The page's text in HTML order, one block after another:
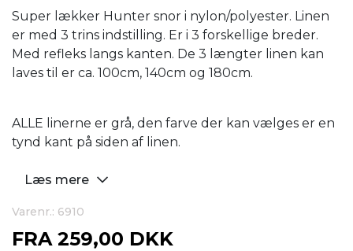
Super lækker Hunter snor i nylon/polyester. Linen
er med 3 trins indstilling. Er i 3 forskellige breder.
Med refleks langs kanten. De 3 længter linen kan
laves til er ca. 100cm, 140cm og 180cm.
ALLE linerne er grå, den farve der kan vælges er en
tynd kant på siden af linen.
Læs mere
Varenr.: 6910
FRA 259,00 DKK